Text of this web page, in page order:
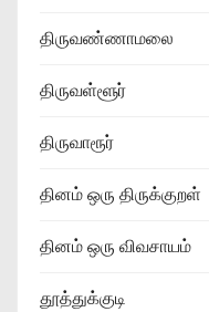
திருவண்ணாமலை
திருவள்ளூர்
திருவாரூர்
தினம் ஒரு திருக்குறள்
தினம் ஒரு விவசாயம்
தூத்துக்குடி